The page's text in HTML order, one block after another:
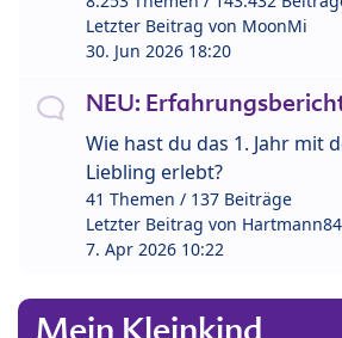
Letzter Beitrag von MoonMi
30. Jun 2026 18:20
NEU:
Wie hast du das 1. Jahr mit
Liebling erlebt?
41 Themen / 137 Beiträge
Letzter Beitrag von
7. Apr 2026 10:22
Mein Kleinkind